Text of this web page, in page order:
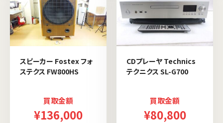
スピーカー Fostex フォ
ステクス FW800HS
買取金額
¥136,000
CDプレーヤ Technics
テクニクス SL-G700
買取金額
¥80,800